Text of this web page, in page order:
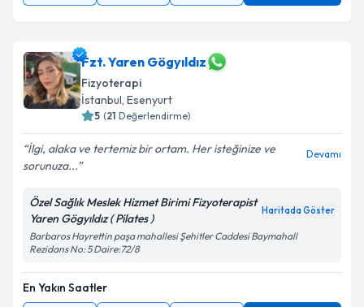
Fzt. Yaren Gögyıldız
Fizyoterapi
İstanbul, Esenyurt
5 (21 Değerlendirme)
İlgi, alaka ve tertemiz bir ortam. Her isteğinize ve
sorunuza...
Devamı
Özel Sağlık Meslek Hizmet Birimi Fizyoterapist
Yaren Gögyıldız ( Pilates )
Haritada Göster
Barbaros Hayrettin paşa mahallesi Şehitler Caddesi Baymahall
Rezidans No: 5 Daire:72/8
En Yakın Saatler